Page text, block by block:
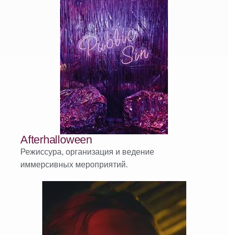
Afterhalloween
Режиссура, организация и ведение
иммерсивных мероприятий.